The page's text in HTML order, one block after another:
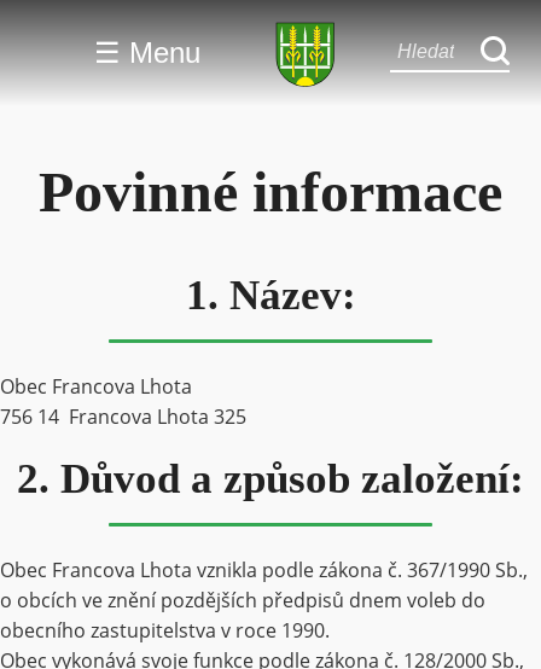
☰ Menu
Povinné informace
1. Název:
Obec Francova Lhota
756 14 Francova Lhota 325
2. Důvod a způsob založení:
Obec Francova Lhota vznikla podle zákona č. 367/1990 Sb.,
o obcích ve znění pozdějších předpisů dnem voleb do
obecního zastupitelstva v roce 1990.
Obec vykonává svoje funkce podle zákona č. 128/2000 Sb.,